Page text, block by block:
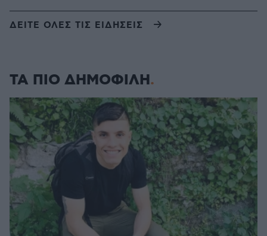
ΔΕΙΤΕ ΟΛΕΣ ΤΙΣ ΕΙΔΗΣΕΙΣ
ΤΑ ΠΙΟ ΔΗΜΟΦΙΛΗ